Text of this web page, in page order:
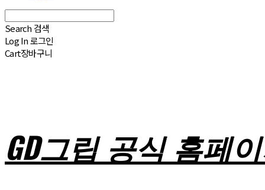
Search 검색
Log In로그인
Cart장바구니
GD그립 공식 홈페